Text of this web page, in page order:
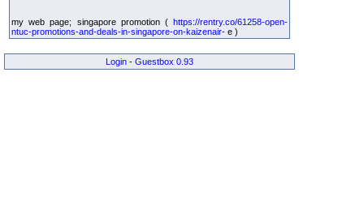
my web page; singapore promotion ( https://rentry.co/61258-open-
ntuc-promotions-and-deals-in-singapore-on-kaizenair- e )
Login - Guestbox 0.93